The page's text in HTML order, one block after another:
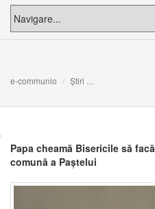
e-communio Știri
Papa cheamă Bisericile să
comună a Paștelui